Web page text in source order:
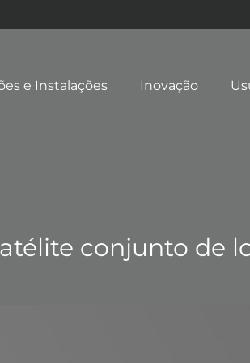
e Instalações Inovação
conjunto de